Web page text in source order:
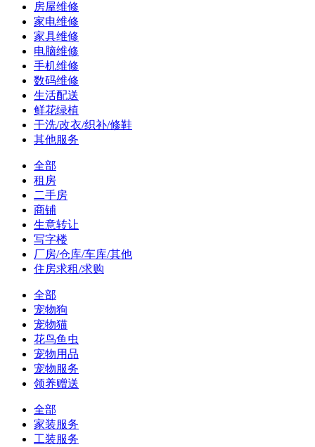
房屋维修
家电维修
家具维修
电脑维修
手机维修
数码维修
生活配送
鲜花绿植
干洗/改衣/织补/修鞋
其他服务
全部
租房
二手房
商铺
生意转让
写字楼
厂房/仓库/车库/其他
住房求租/求购
全部
宠物狗
宠物猫
花鸟鱼虫
宠物用品
宠物服务
领养赠送
全部
家装服务
工装服务